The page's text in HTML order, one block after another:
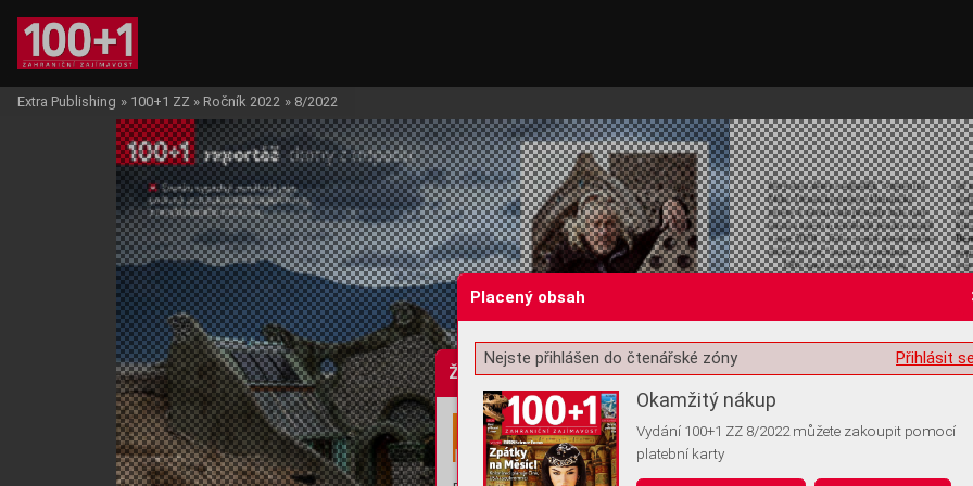
Žádost o souhlas s ukládáním volitelných informací
Extra Publishing » 100+1 ZZ » Ročník 2022 » 8/2022
Placený obsah
Přihlásit
Nejste přihlášen do čtenářské zóny
Okamžitý nákup
Vydání 100+1 ZZ 8/2022 můžete zakoupit pomocí
platební karty